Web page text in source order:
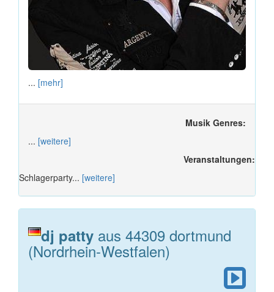
... [mehr]
Musik Genres:
... [weitere]
Veranstaltungen:
Schlagerparty... [weitere]
dj patty aus 44309 dortmund
(Nordrhein-Westfalen)